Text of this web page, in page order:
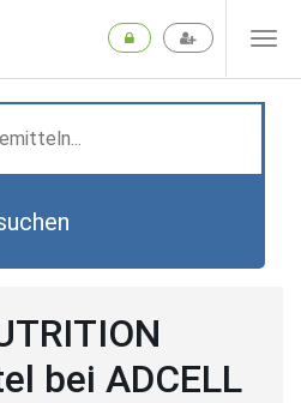
bei ADCELL